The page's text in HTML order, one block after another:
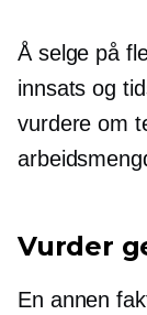
Å selge på
innsats og
vurdere om
Vurder
En annen